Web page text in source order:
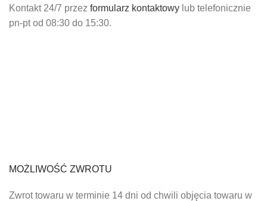
Kontakt 24/7 przez formularz kontaktowy lub telefonicznie
pn-pt od 08:30 do 15:30.
MOŻLIWOŚĆ ZWROTU
Zwrot towaru w terminie 14 dni od chwili objęcia towaru w